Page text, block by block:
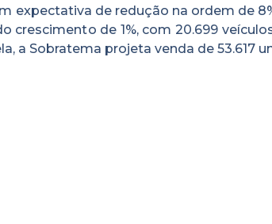
expectativa de redução na ordem de
crescimento de 1%, com 20.699
a Sobratema projeta venda de 53.617